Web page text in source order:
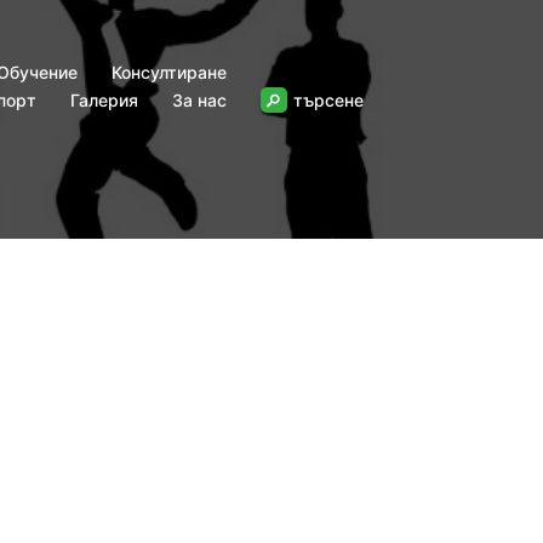
Консултиране
Галерия За нас търсене